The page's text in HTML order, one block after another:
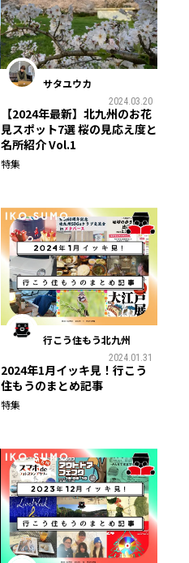
サタユウカ
2024.03.20
【2024年最新】北九州のお花
見スポット7選 桜の見応え度と
名所紹介 Vol.1
特集
行こう住もう北九州
2024.01.31
2024年1月イッキ見！行こう
住もうのまとめ記事
特集